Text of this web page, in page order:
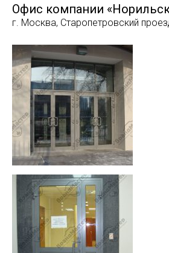
Офис компании
г. Москва, Старопетровский